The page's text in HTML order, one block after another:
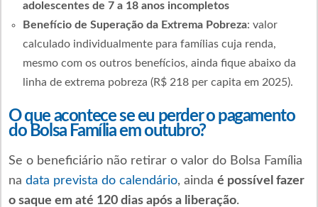
adolescentes de 7 a 18 anos incompletos
Benefício de Superação da Extrema Pobreza: valor
calculado individualmente para famílias cuja renda,
mesmo com os outros benefícios, ainda fique abaixo da
linha de extrema pobreza (R$ 218 per capita em 2025).
O que acontece se eu perder o pagamento
do Bolsa Família em outubro?
Se o beneficiário não retirar o valor do Bolsa Família
na data prevista do calendário, ainda é possível fazer
o saque em até 120 dias após a liberação.